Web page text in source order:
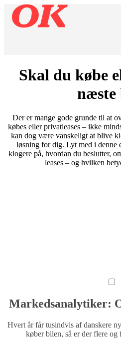
Skal du købe
næste
Der er mange gode grunde til at
købes eller privatleases – ikke
kan dog være vanskeligt at blive
løsning for dig. Lyt med i denne
klogere på, hvordan du beslutter,
leases – og hvilken
Markedsanalytiker:
Hvert år får tusindvis af danskere
køber bilen, så er der flere og